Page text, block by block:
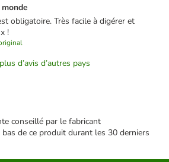
obligatoire. Très facile à digérer et
!
d’avis d’autres pays
conseillé par le fabricant
de ce produit durant les 30 derniers